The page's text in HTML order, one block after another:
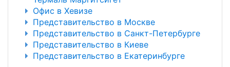
Офис в Хевизе
Представительство в Москве
Представительство в Санкт-Петербурге
Представительство в Киеве
Представительство в Екатеринбурге